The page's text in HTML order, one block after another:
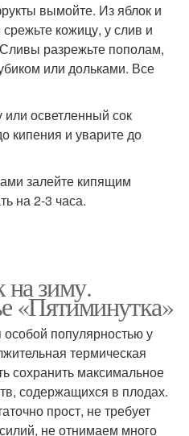
вымойте. Из яблок и
кожицу, у слив и
разрежьте пополам,
или дольками. Все
или осветленный сок
кипения и уварите до
залейте кипящим
на 2-3 часа.
на зиму.
«Пятиминутка»
популярностью у
термическая
сохранить максимальное
содержащихся в плодах.
прост, не требует
не отнимаем много